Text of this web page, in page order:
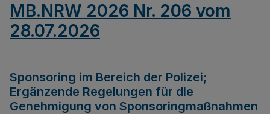
MB.NRW 2026 Nr. 206 vom
28.07.2026
Sponsoring im Bereich der Polizei;
Ergänzende Regelungen für die
Genehmigung von Sponsoringmaßnahmen